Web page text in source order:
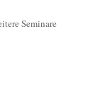
Seminare